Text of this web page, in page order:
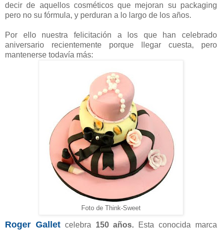
decir de aquellos cosméticos que mejoran su packaging
pero no su fórmula, y perduran a lo largo de los años.
Por ello nuestra felicitación a los que han celebrado
aniversario recientemente porque llegar cuesta, pero
mantenerse todavía más:
Foto de Think-Sweet
Roger Galletcelebra 150 años.
Esta conocida marca